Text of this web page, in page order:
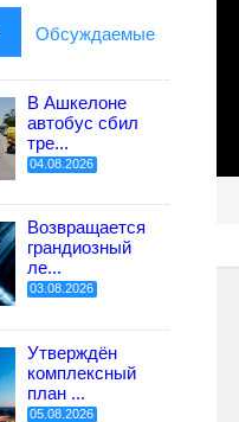
Обсуждаемые
В Ашкелоне
автобус сбил
тре...
04.08.2026
Возвращается
грандиозный
ле...
03.08.2026
Утверждён
комплексный
план ...
05.08.2026